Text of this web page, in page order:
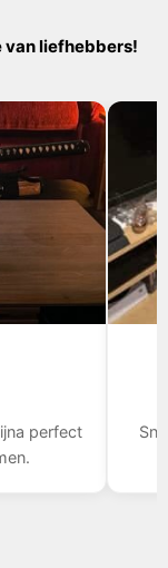
van liefhebbers!
Snelle